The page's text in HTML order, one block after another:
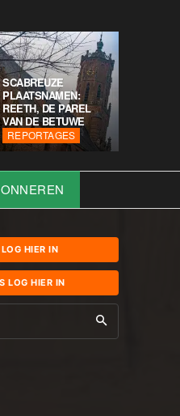
SCABREUZE
PLAATSNAMEN:
REETH, DE PAREL
VAN DE BETUWE
REPORTAGES
HIER IN
LOG HIER IN